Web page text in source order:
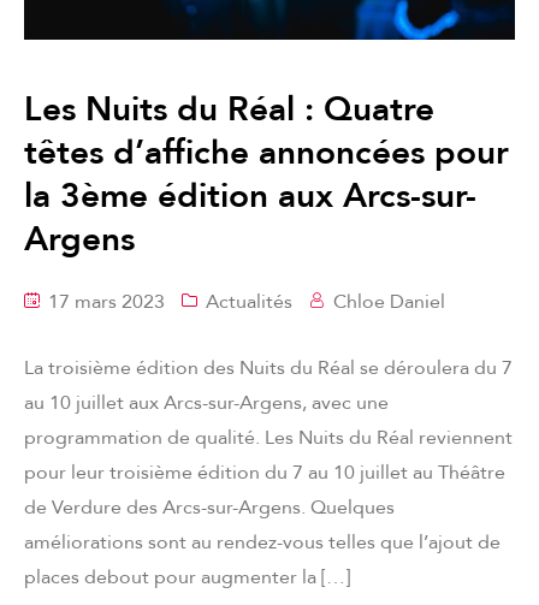
Les Nuits du Réal : Quatre
têtes d’affiche annoncées pour
la 3ème édition aux Arcs-sur-
Argens
17 mars 2023 Actualités Chloe Daniel
La troisième édition des Nuits du Réal se déroulera du 7
au 10 juillet aux Arcs-sur-Argens, avec une
programmation de qualité. Les Nuits du Réal reviennent
pour leur troisième édition du 7 au 10 juillet au Théâtre
de Verdure des Arcs-sur-Argens. Quelques
améliorations sont au rendez-vous telles que l’ajout de
places debout pour augmenter la […]